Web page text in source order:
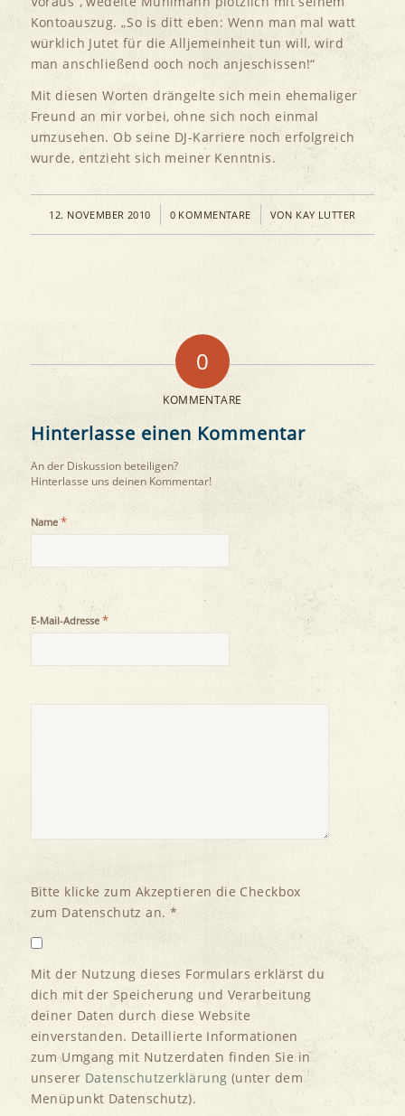
Kontoauszug. „So is ditt eben: Wenn man mal watt
würklich Jutet für die Alljemeinheit tun will, wird
man anschließend ooch noch anjeschissen!“
Mit diesen Worten drängelte sich mein ehemaliger
Freund an mir vorbei, ohne sich noch einmal
umzusehen. Ob seine DJ-Karriere noch erfolgreich
wurde, entzieht sich meiner Kenntnis.
12. NOVEMBER 2010
/ 0 KOMMENTARE
/ VON KAY LUTTER
0
KOMMENTARE
Hinterlasse einen Kommentar
An der Diskussion beteiligen?
Hinterlasse uns deinen Kommentar!
Name *
E-Mail-Adresse *
Bitte klicke zum Akzeptieren die Checkbox
zum Datenschutz an. *
Mit der Nutzung dieses Formulars erklärst du
dich mit der Speicherung und Verarbeitung
deiner Daten durch diese Website
einverstanden. Detaillierte Informationen
zum Umgang mit Nutzerdaten finden Sie in
unserer Datenschutzerklärung (unter dem
Menüpunkt Datenschutz).